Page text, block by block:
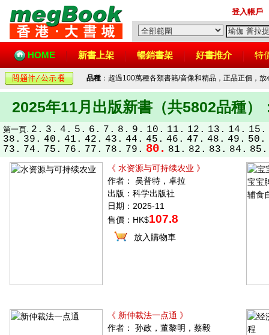
登入帳戶
HOME 新書上架 暢銷書架 好書推介 特
品種 ：超過100萬種各類書籍/音像和精品，正品正價，
2025年11月出版新書（共5802品種）
第一頁. 2. 3. 4. 5. 6. 7. 8. 9. 10. 11. 12. 13. 14. 15.
38. 39. 40. 41. 42. 43. 44. 45. 46. 47. 48. 49. 50.
73. 74. 75. 76. 77. 78. 79. 80. 81. 82. 83. 84. 85.
《 水资源与可持续农业 》
作者： 吴普特，卓拉
出版：科学出版社
日期：2025-11
售價：HK$107.8
放入購物車
《 新仲裁法一点通 》
作者： 孙政，董黎明，蔡毅